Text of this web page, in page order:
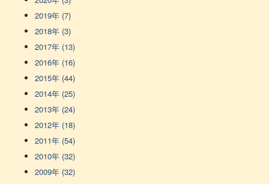
2019年 (7)
2018年 (3)
2017年 (13)
2016年 (16)
2015年 (44)
2014年 (25)
2013年 (24)
2012年 (18)
2011年 (54)
2010年 (32)
2009年 (32)